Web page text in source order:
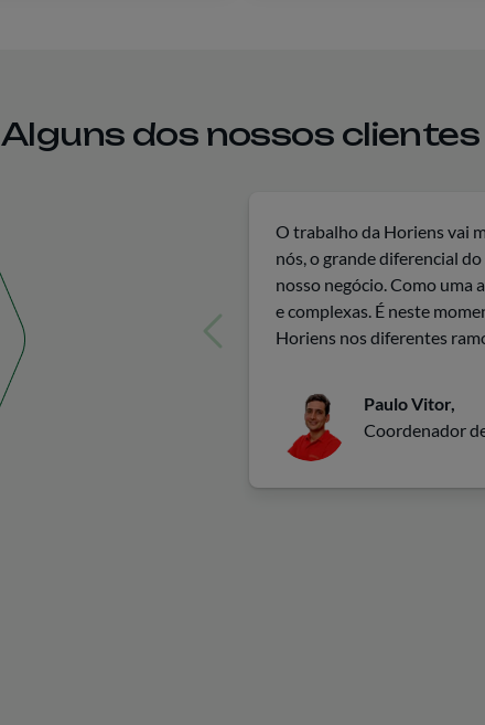
Alguns dos nossos clientes
O trabalho da Horiens vai
nós, o grande diferencial
nosso negócio. Como uma
e complexas. É neste
Horiens nos diferentes
Paulo Vitor,
Coordenador